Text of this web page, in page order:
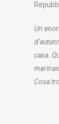
Un
casa.
Cosa